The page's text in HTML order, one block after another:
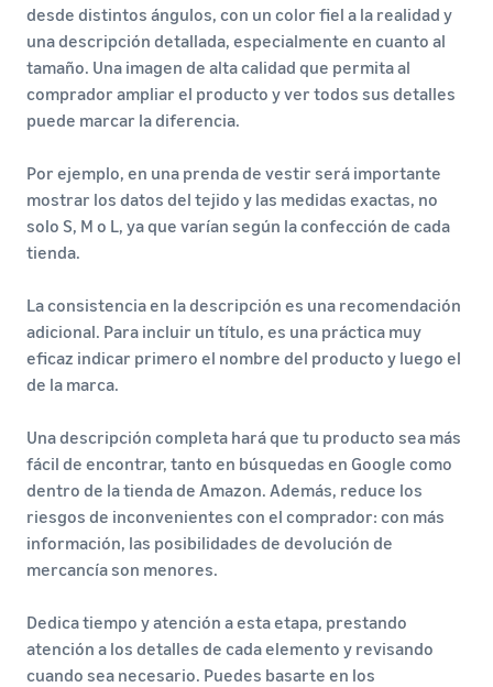
desde distintos ángulos, con un color fiel a la realidad y
una descripción detallada, especialmente en cuanto al
tamaño. Una imagen de alta calidad que permita al
comprador ampliar el producto y ver todos sus detalles
puede marcar la diferencia.
Por ejemplo, en una prenda de vestir será importante
mostrar los datos del tejido y las medidas exactas, no
solo S, M o L, ya que varían según la confección de cada
tienda.
La consistencia en la descripción es una recomendación
adicional. Para incluir un título, es una práctica muy
eficaz indicar primero el nombre del producto y luego el
de la marca.
Una descripción completa hará que tu producto sea más
fácil de encontrar, tanto en búsquedas en Google como
dentro de la tienda de Amazon. Además, reduce los
riesgos de inconvenientes con el comprador: con más
información, las posibilidades de devolución de
mercancía son menores.
Dedica tiempo y atención a esta etapa, prestando
atención a los detalles de cada elemento y revisando
cuando sea necesario. Puedes basarte en los